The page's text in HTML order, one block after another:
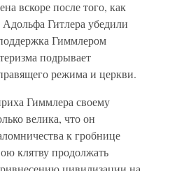
вскоре после того, как
Гитлера убедили
Гиммлером
подрывает
режима и церкви.
Гиммлера своему
велика, что он
к гробнице
клятву продолжать